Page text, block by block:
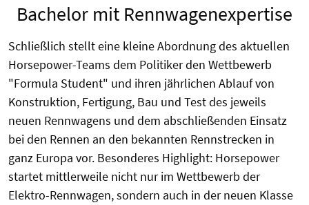
Bachelor mit Rennwagenexpertise
Schließlich stellt eine kleine Abordnung des aktuellen
Horsepower-Teams dem Politiker den Wettbewerb
"Formula Student" und ihren jährlichen Ablauf von
Konstruktion, Fertigung, Bau und Test des jeweils
neuen Rennwagens und dem abschließenden Einsatz
bei den Rennen an den bekannten Rennstrecken in
ganz Europa vor. Besonderes Highlight: Horsepower
startet mittlerweile nicht nur im Wettbewerb der
Elektro-Rennwagen, sondern auch in der neuen Klasse